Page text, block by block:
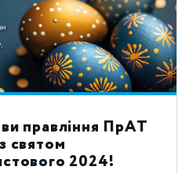
правління ПрАТ
святом
2024!